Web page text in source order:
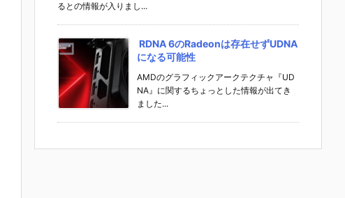
るとの情報が入りまし...
RDNA 6のRadeonは存在せずUDNA
になる可能性
AMDのグラフィックアークテクチャ『UD
NA』に関するちょっとした情報が出てき
ました...